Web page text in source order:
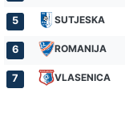
5 SUTJESKA
6 ROMANIJA
7 VLASENICA